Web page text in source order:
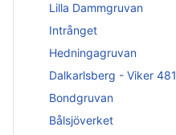
Lilla Dammgruvan
Intrånget
Hedningagruvan
Dalkarlsberg - Viker 481
Bondgruvan
Bålsjöverket